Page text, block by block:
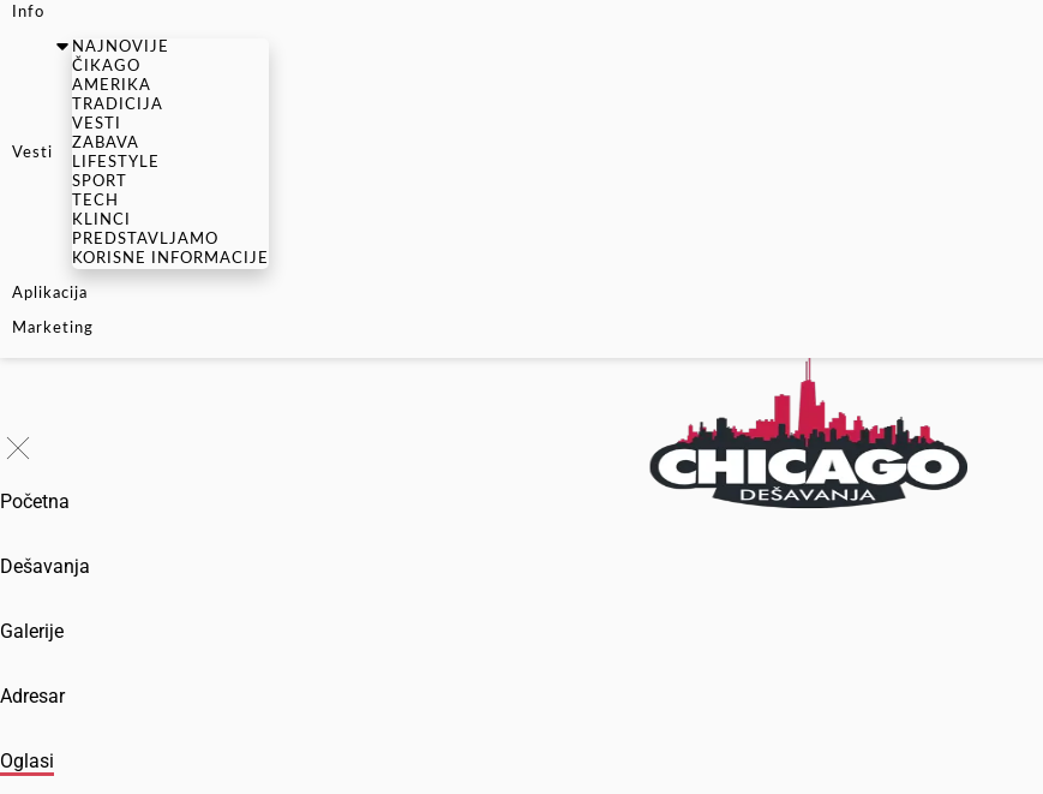
Info
Vesti
NAJNOVIJE
ČIKAGO
AMERIKA
TRADICIJA
VESTI
ZABAVA
LIFESTYLE
SPORT
TECH
KLINCI
PREDSTAVLJAMO
KORISNE INFORMACIJE
Aplikacija
Marketing
Početna
Dešavanja
Galerije
Adresar
Oglasi